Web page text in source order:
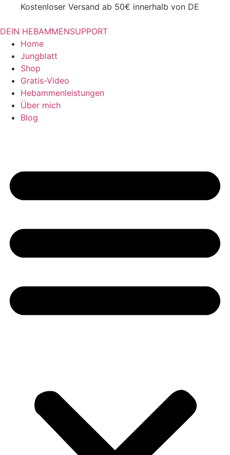
Kostenloser Versand ab 50€ innerhalb von DE
DEIN HEBAMMENSUPPORT
Home
Jungblatt
Shop
Gratis-Video
Hebammenleistungen
Über mich
Blog